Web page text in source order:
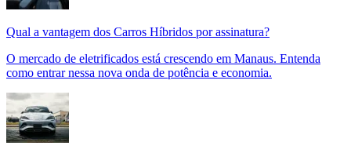
Qual a vantagem dos Carros Híbridos por assinatura?
O mercado de eletrificados está crescendo em Manaus. Entenda
como entrar nessa nova onda de potência e economia.